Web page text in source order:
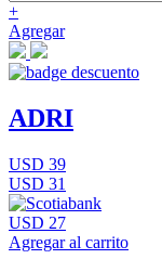
+
Agregar
ADRI
USD 39
USD 31
USD 27
Agregar al carrito